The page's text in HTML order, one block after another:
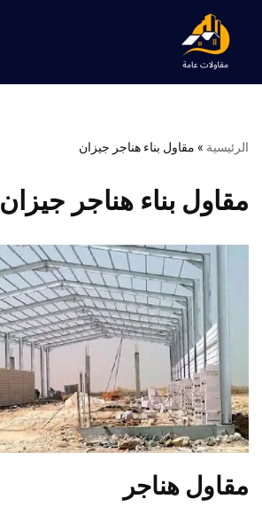
تخطى
الرئيسية » مقاول بناء هناجر جيزان
مقاول بناء هناجر جيزان
مقاول هناجر